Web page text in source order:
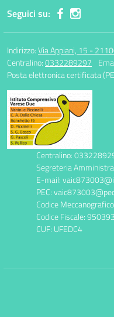
Seguici su:
Indirizzo:Via Appiani, 15 -
Centralino:0332289297
Posta elettronica certificata
Centralino:
Segreteria
E-mail:
PEC:
Codice
Codice Fiscale:
CUF: UFEDC4